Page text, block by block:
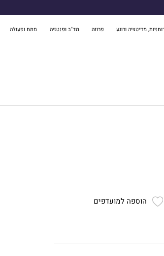
מדיטציה ורוגע פרוזה מד"ב ופנטזיה מתח ופעולה
הוספה למועדפים